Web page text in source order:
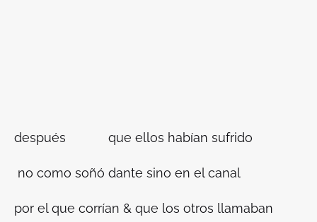
después que ellos habían sufrido
no como soñó dante sino en el canal
por el que corrían & que los otros llamaban